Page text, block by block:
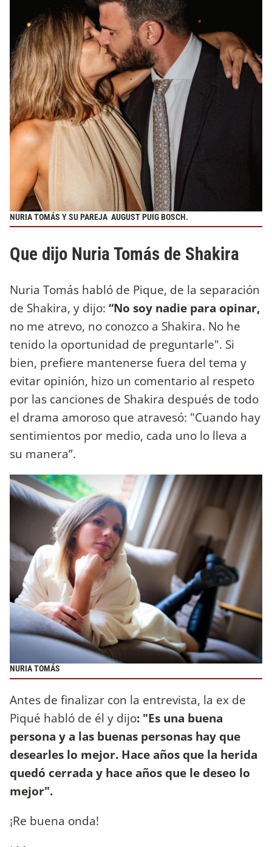
NURIA TOMÁS Y SU PAREJA AUGUST PUIG BOSCH.
Que dijo Nuria Tomás de Shakira
Nuria Tomás habló de Pique, de la separación
de Shakira, y dijo: “No soy nadie para opinar,
no me atrevo, no conozco a Shakira. No he
tenido la oportunidad de preguntarle". Si
bien, prefiere mantenerse fuera del tema y
evitar opinión, hizo un comentario al respeto
por las canciones de Shakira después de todo
el drama amoroso que atravesó: "Cuando hay
sentimientos por medio, cada uno lo lleva a
su manera”.
NURIA TOMÁS
Antes de finalizar con la entrevista, la ex de
Piqué habló de él y dijo: "Es una buena
persona y a las buenas personas hay que
desearles lo mejor. Hace años que la herida
quedó cerrada y hace años que le deseo lo
mejor".
¡Re buena onda!